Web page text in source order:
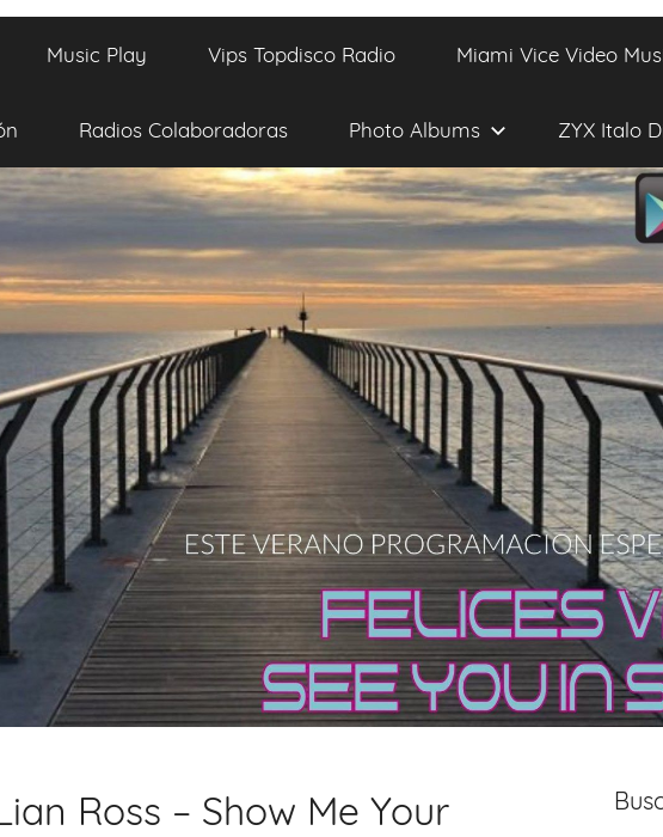
Music Play Vips Topdisco Radio Miami Vice Video
Radios Colaboradoras Photo Albums ZYX Italo
Ross – Show Me Your